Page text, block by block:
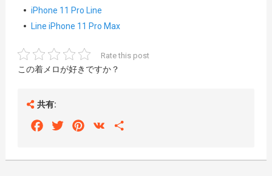
iPhone 11 Pro Line
Line iPhone 11 Pro Max
Rate this post
この着メロが好きですか？
共有:
FacebookTwitterPinterest
VK